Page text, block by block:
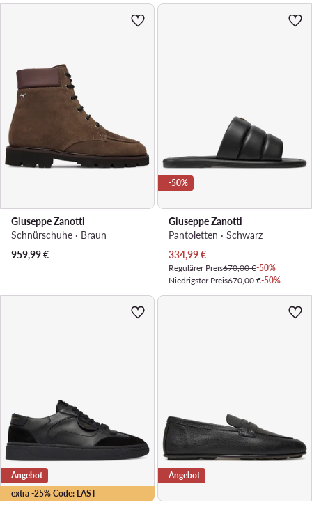
Giuseppe Zanotti
Schnürschuhe · Braun
959,99€
-50%
Giuseppe Zanotti
Pantoletten · Schwarz
Aktueller Preis
334,99€
Regulärer Preis670,00 €-50%
Niedrigster Preis670,00 €-50%
extra -25% Code: LAST
Angebot Angebot